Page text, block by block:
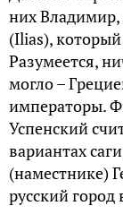
них Владимир,
(Ilias),
Разумеется,
могло –
императоры.
Успенский
вариантах
(наместнике)
русский